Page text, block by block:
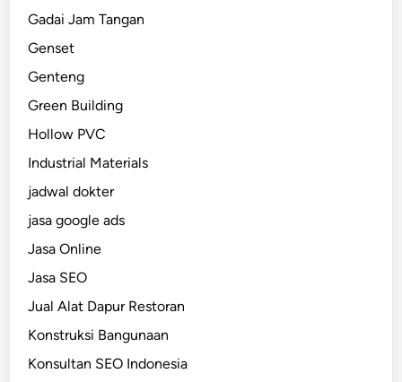
Gadai Jam Tangan
Genset
Genteng
Green Building
Hollow PVC
Industrial Materials
jadwal dokter
jasa google ads
Jasa Online
Jasa SEO
Jual Alat Dapur Restoran
Konstruksi Bangunaan
Konsultan SEO Indonesia